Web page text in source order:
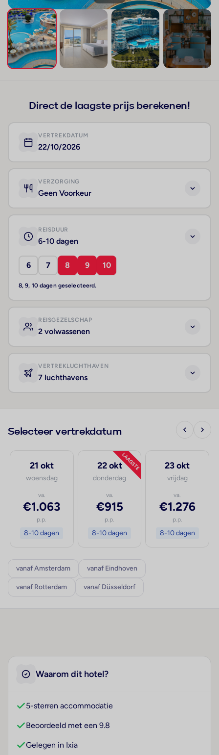
Direct de laagste prijs berekenen!
VERTREKDATUM
22/10/2026
VERZORGING
Geen Voorkeur
REISDUUR
6-10 dagen
6 7 8 9 10
8, 9, 10 dagen geselecteerd.
REISGEZELSCHAP
2 volwassenen
VERTREKLUCHTHAVEN
7 luchthavens
Selecteer vertrekdatum
21 okt
woensdag
va.
€1.063
p.p.
8-10 dagen
LAAGSTE
22 okt
donderdag
va.
€915
p.p.
8-10 dagen
23 okt
vrijdag
va.
€1.276
p.p.
8-10 dagen
vanaf Amsterdam vanaf Eindhoven
vanaf Rotterdam vanaf Düsseldorf
Waarom dit hotel?
5-sterren accommodatie
Beoordeeld met een 9.8
Gelegen in Ixia